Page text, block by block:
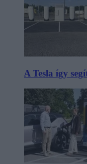
A Tesla így